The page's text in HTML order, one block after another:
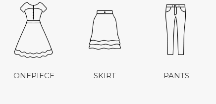
ONEPIECE SKIRT PANTS